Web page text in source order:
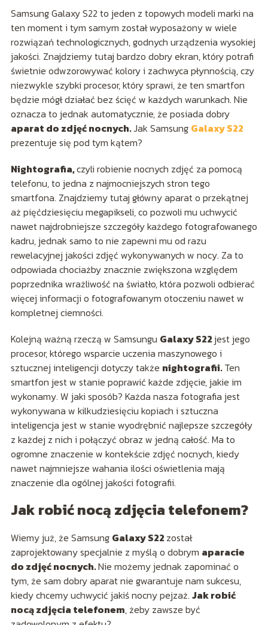
Samsung Galaxy S22 to jeden z topowych modeli marki na
ten moment i tym samym został wyposażony w wiele
rozwiązań technologicznych, godnych urządzenia wysokiej
jakości. Znajdziemy tutaj bardzo dobry ekran, który potrafi
świetnie odwzorowywać kolory i zachwyca płynnością, czy
niezwykle szybki procesor, który sprawi, że ten smartfon
będzie mógł działać bez ścięć w każdych warunkach. Nie
oznacza to jednak automatycznie, że posiada dobry
aparat do zdjęć nocnych.Jak Samsung Galaxy S22
prezentuje się pod tym kątem?
Nightografia,czyli robienie nocnych zdjęć za pomocą
telefonu, to jedna z najmocniejszych stron tego
smartfona. Znajdziemy tutaj główny aparat o przekątnej
aż pięćdziesięciu megapikseli, co pozwoli mu uchwycić
nawet najdrobniejsze szczegóły każdego fotografowanego
kadru, jednak samo to nie zapewni mu od razu
rewelacyjnej jakości zdjęć wykonywanych w nocy. Za to
odpowiada chociażby znacznie zwiększona względem
poprzednika wrażliwość na światło, która pozwoli odbierać
więcej informacji o fotografowanym otoczeniu nawet w
kompletnej ciemności.
Kolejną ważną rzeczą w Samsungu Galaxy S22jest jego
procesor, którego wsparcie uczenia maszynowego i
sztucznej inteligencji dotyczy także nightografii.Ten
smartfon jest w stanie poprawić każde zdjęcie, jakie im
wykonamy. W jaki sposób? Każda nasza fotografia jest
wykonywana w kilkudziesięciu kopiach i sztuczna
inteligencja jest w stanie wyodrębnić najlepsze szczegóły
z każdej z nich i połączyć obraz w jedną całość. Ma to
ogromne znaczenie w kontekście zdjęć nocnych, kiedy
nawet najmniejsze wahania ilości oświetlenia mają
znaczenie dla ogólnej jakości fotografii.
Jak robić nocą zdjęcia telefonem?
Wiemy już, że Samsung Galaxy S22 został
zaprojektowany specjalnie z myślą o dobrym aparacie
do zdjęć nocnych.Nie możemy jednak zapominać o
tym, że sam dobry aparat nie gwarantuje nam sukcesu,
kiedy chcemy uchwycić jakiś nocny pejzaż. Jak robić
nocą zdjęcia telefonem, żeby zawsze być